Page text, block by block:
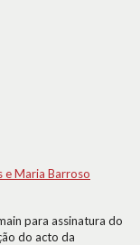
e Maria Barroso
para assinatura do
do acto da